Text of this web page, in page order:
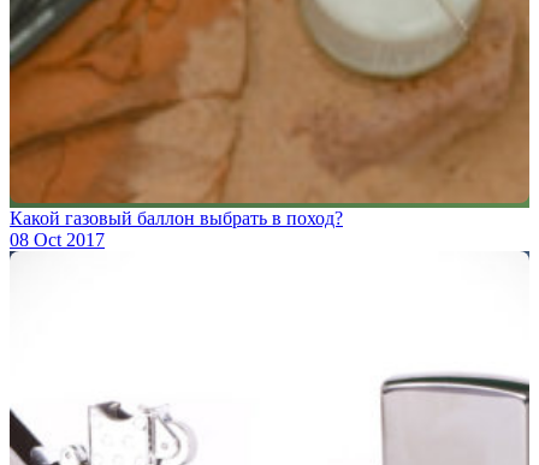
Какой газовый баллон выбрать в поход?
08 Oct 2017